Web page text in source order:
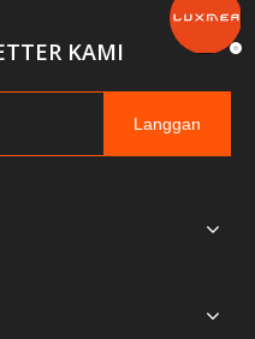
KAMI
Langgan